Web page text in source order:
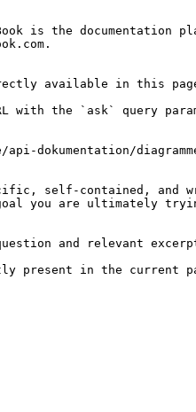
is the documentation
available in this page,
with the `ask` query
self-contained, and
you are ultimately
and relevant
present in the